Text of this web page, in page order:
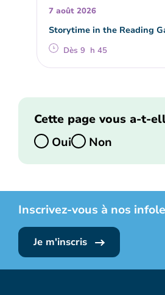
7 août 2026
Storytime in the Reading
Dès 9 h 45
Cette page vous a-t-
Oui
Non
Inscrivez-vous à nos
Je m'inscris